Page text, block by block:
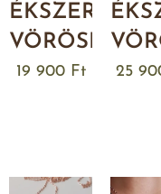
19 900Ft 25